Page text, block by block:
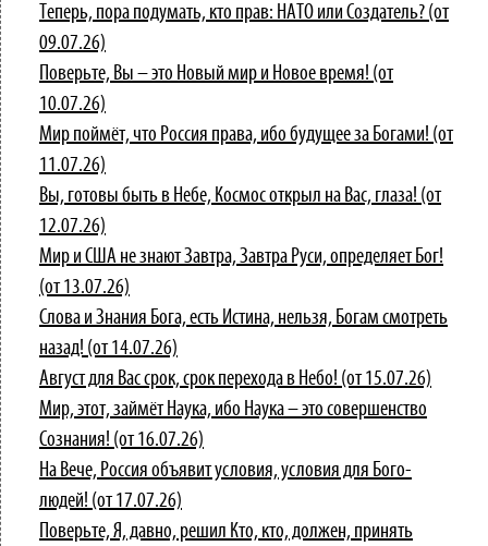
Теперь, пора подумать, кто прав: НАТО или Создатель? (от
09.07.26)
Поверьте, Вы – это Новый мир и Новое время! (от
10.07.26)
Мир поймёт, что Россия права, ибо будущее за Богами! (от
11.07.26)
Вы, готовы быть в Небе, Космос открыл на Вас, глаза! (от
12.07.26)
Мир и США не знают Завтра, Завтра Руси, определяет Бог!
(от 13.07.26)
Слова и Знания Бога, есть Истина, нельзя, Богам смотреть
назад! (от 14.07.26)
Август для Вас срок, срок перехода в Небо! (от 15.07.26)
Мир, этот, займёт Наука, ибо Наука – это совершенство
Сознания! (от 16.07.26)
На Вече, Россия объявит условия, условия для Бого-
людей! (от 17.07.26)
Поверьте, Я, давно, решил Кто, кто, должен, принять